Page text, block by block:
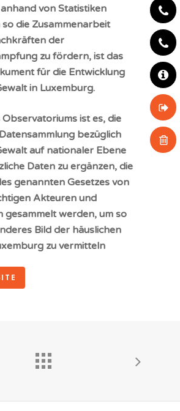
von Statistiken
die Zusammenarbeit
der
zu fördern, ist das
für die Entwicklung
in Luxemburg.
Observatoriums ist es, die
bezüglich
auf nationaler Ebene
Daten zu ergänzen, die
genannten Gesetzes von
Akteuren und
gesammelt werden, um so
Bild der häuslichen
zu vermitteln
Hilfsmittel
Hilfe – Kontaktliste
Konvention
Nützliche Links
Formen von Gewalt
Toolbox
FAQ
Helpline
Polizei
CNVV
Zu Google
Spuren verwischen
Deutsch
English
Deutsch